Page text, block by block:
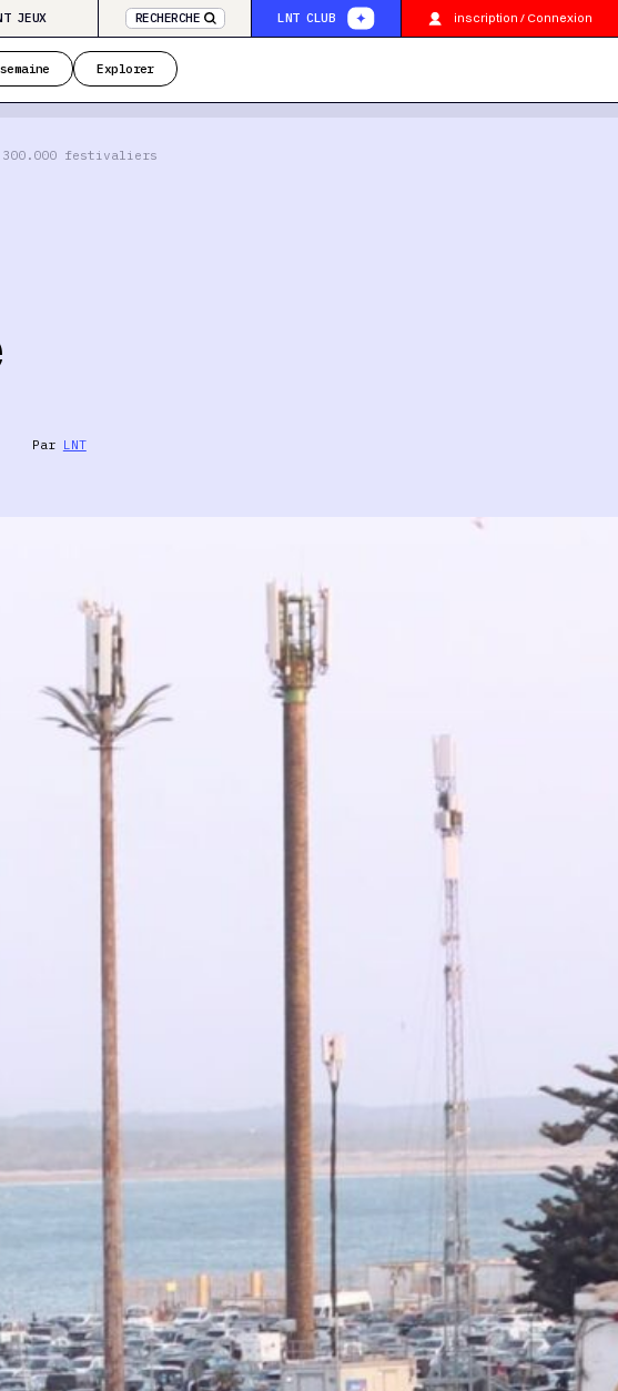
JEUX RECHERCHE LNT CLUB inscription / Connexion
Explorer
festivaliers
Par LNT